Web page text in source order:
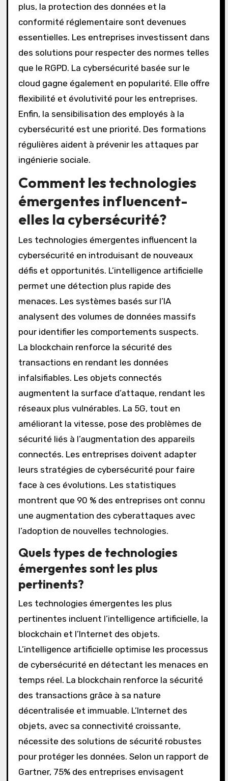
plus, la protection des données et la
conformité réglementaire sont devenues
essentielles. Les entreprises investissent dans
des solutions pour respecter des normes telles
que le RGPD. La cybersécurité basée sur le
cloud gagne également en popularité. Elle offre
flexibilité et évolutivité pour les entreprises.
Enfin, la sensibilisation des employés à la
cybersécurité est une priorité. Des formations
régulières aident à prévenir les attaques par
ingénierie sociale.
Comment les technologies
émergentes influencent-
elles la cybersécurité?
Les technologies émergentes influencent la
cybersécurité en introduisant de nouveaux
défis et opportunités. L’intelligence artificielle
permet une détection plus rapide des
menaces. Les systèmes basés sur l’IA
analysent des volumes de données massifs
pour identifier les comportements suspects.
La blockchain renforce la sécurité des
transactions en rendant les données
infalsifiables. Les objets connectés
augmentent la surface d’attaque, rendant les
réseaux plus vulnérables. La 5G, tout en
améliorant la vitesse, pose des problèmes de
sécurité liés à l’augmentation des appareils
connectés. Les entreprises doivent adapter
leurs stratégies de cybersécurité pour faire
face à ces évolutions. Les statistiques
montrent que 90 % des entreprises ont connu
une augmentation des cyberattaques avec
l’adoption de nouvelles technologies.
Quels types de technologies
émergentes sont les plus
pertinents?
Les technologies émergentes les plus
pertinentes incluent l’intelligence artificielle, la
blockchain et l’Internet des objets.
L’intelligence artificielle optimise les processus
de cybersécurité en détectant les menaces en
temps réel. La blockchain renforce la sécurité
des transactions grâce à sa nature
décentralisée et immuable. L’Internet des
objets, avec sa connectivité croissante,
nécessite des solutions de sécurité robustes
pour protéger les données. Selon un rapport de
Gartner, 75% des entreprises envisagent